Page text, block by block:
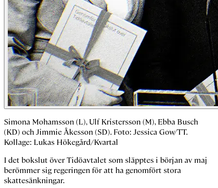
Simona Mohamsson (L), Ulf Kristersson (M), Ebba Busch
(KD) och Jimmie Åkesson (SD). Foto: Jessica Gow/TT.
Kollage: Lukas Hökegård/Kvartal
I det bokslut över Tidöavtalet som släpptes i början av maj
berömmer sig regeringen för att ha genomfört stora
skattesänkningar.